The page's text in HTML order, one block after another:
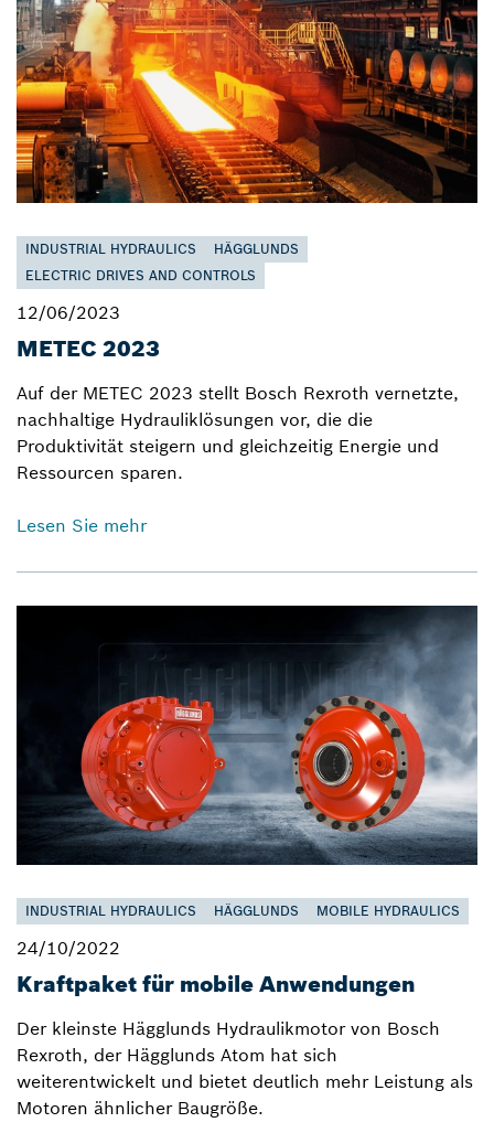
INDUSTRIAL HYDRAULICS
HÄGGLUNDS
ELECTRIC DRIVES AND CONTROLS
12/06/2023
METEC 2023
Auf der METEC 2023 stellt Bosch Rexroth vernetzte,
nachhaltige Hydrauliklösungen vor, die die
Produktivität steigern und gleichzeitig Energie und
Ressourcen sparen.
Lesen Sie mehr
INDUSTRIAL HYDRAULICS HÄGGLUNDS MOBILE HYDRAULICS
24/10/2022
Kraftpaket für mobile Anwendungen
Der kleinste Hägglunds Hydraulikmotor von Bosch
Rexroth, der Hägglunds Atom hat sich
weiterentwickelt und bietet deutlich mehr Leistung als
Motoren ähnlicher Baugröße.